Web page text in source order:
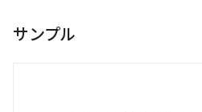
サンプル